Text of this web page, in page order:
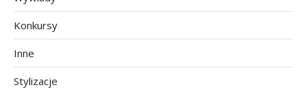
Konkursy
Inne
Stylizacje